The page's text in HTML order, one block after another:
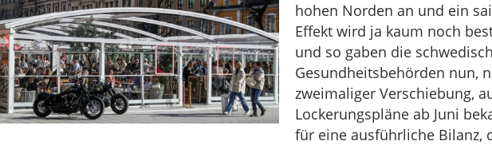
hohen Norden an und ein
Effekt wird ja kaum noch
und so gaben die
Gesundheitsbehörden nun,
zweimaliger Verschiebung,
Lockerungspläne ab Juni
für eine ausführliche Bilanz,